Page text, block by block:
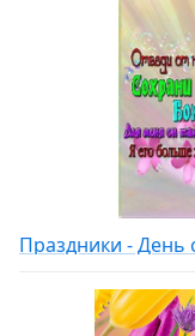
Праздники - День